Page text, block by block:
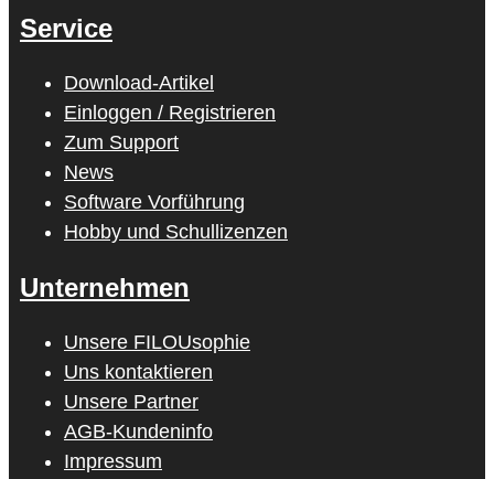
Service
Download-Artikel
Einloggen / Registrieren
Zum Support
News
Software Vorführung
Hobby und Schullizenzen
Unternehmen
Unsere FILOUsophie
Uns kontaktieren
Unsere Partner
AGB-Kundeninfo
Impressum